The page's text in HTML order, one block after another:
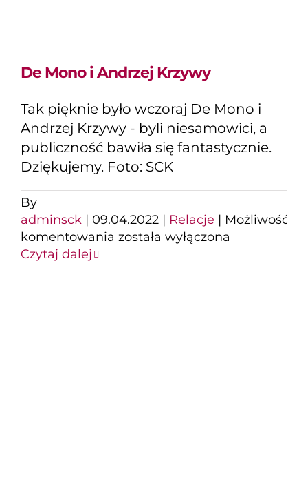
De Mono i Andrzej Krzywy
Tak pięknie było wczoraj De Mono i
Andrzej Krzywy - byli niesamowici, a
publiczność bawiła się fantastycznie.
Dziękujemy. Foto: SCK
By
adminsck | 09.04.2022 | Relacje | Możliwość
komentowania De
i
została wyłączona
Czytaj dalej